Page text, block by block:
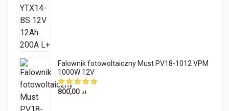
Falownik fotowoltaiczny Must PV18-1012 VPM
1000W 12V
800,00 zł